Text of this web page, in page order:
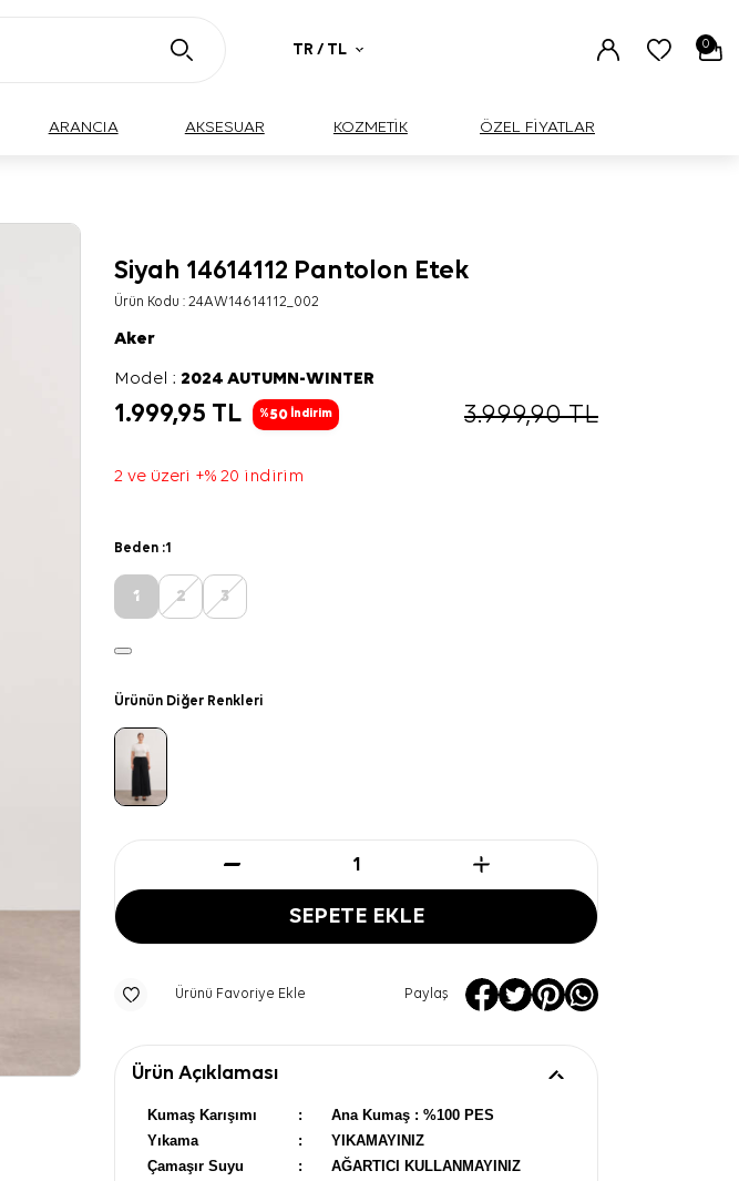
TR / TL 0
ARANCIA AKSESUAR KOZMETİK ÖZEL FİYATLAR
BÜYÜK BEDEN
Siyah 14614112 Pantolon Etek
Ürün Kodu :24AW14614112_002
Aker
Model :2024 AUTUMN-WINTER
1.999,95 TL %50 İndirim 3.999,90TL
2 ve üzeri +% 20 indirim
Beden :1
1 2 3
Ürünün Diğer Renkleri
SEPETE EKLE
Ürünü Favoriye Ekle Paylaş
Ürün Açıklaması
Kumaş Karışımı :
Ana Kumaş : %100 PES
Yıkama
:
YIKAMAYINIZ
Çamaşır Suyu
: AĞARTICI KULLANMAYINIZ